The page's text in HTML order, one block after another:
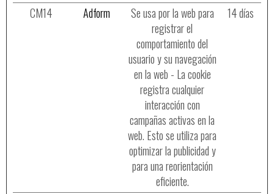
CM14 Adform
Se usa por la web para
registrar el
comportamiento del
usuario y su navegación
en la web - La cookie
registra cualquier
interacción con
campañas activas en la
web. Esto se utiliza para
optimizar la publicidad y
para una reorientación
eficiente.
14 días